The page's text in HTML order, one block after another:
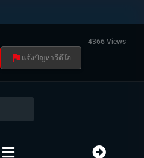
4366 Views
แจ้งปัญหาวีดีโอ